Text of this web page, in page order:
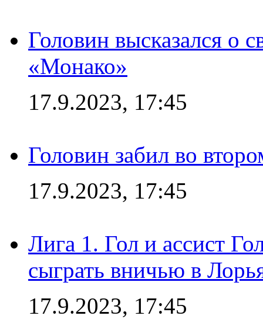
Головин высказался о
«Монако»
17.9.2023, 17:45
Головин забил во
17.9.2023, 17:45
Лига 1. Гол и ассист
сыграть вничью в
17.9.2023, 17:45